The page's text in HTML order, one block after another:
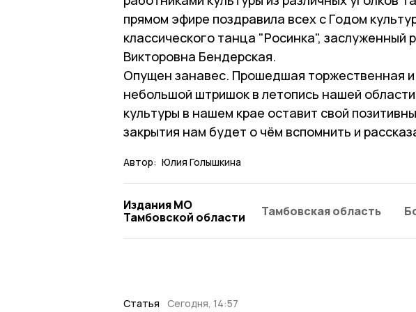
прямом эфире поздравила всех с Годом
классического танца "Росинка", заслуженный
Викторовна Бендерская.
Опущен занавес. Прошедшая торжественная
небольшой штришок в летопись нашей
культуры в нашем крае оставит свой
закрытия нам будет о чём вспомнить и
Автор: Юлия Голышкина
Издания МО
Тамбовской области
Тамбовская область
Статья Сегодня, 14:57